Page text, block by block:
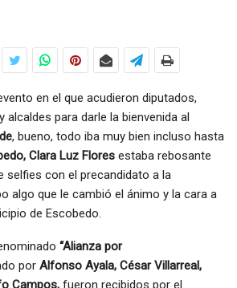
en el que acudieron diputados,
alcaldes para darle la bienvenida al
, bueno, todo iba muy bien incluso hasta
Clara Luz Flores estaba rebosante
selfies con el precandidato a la
algo que le cambió el ánimo y la cara a
de Escobedo.
“Alianza por
por Alfonso Ayala, César Villarreal,
Campos, fueron recibidos por el